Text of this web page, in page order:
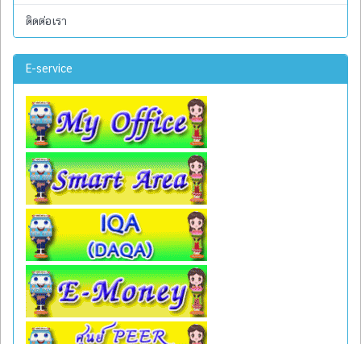
ติดต่อเรา
E-service